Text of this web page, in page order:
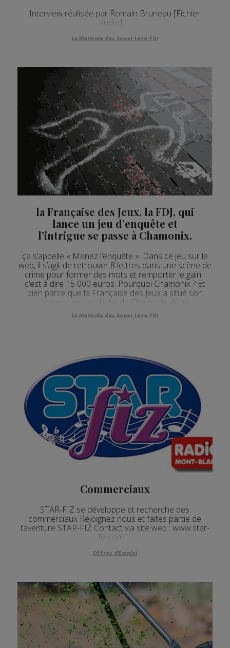
Interview réalisée par Romain Bruneau [Fichier
audio]
La Matinale des Super Lève-Tôt
la Française des Jeux, la FDJ, qui
lance un jeu d’enquête et
l’intrigue se passe à Chamonix.
ça s’appelle « Menez l’enquête ». Dans ce jeu sur le
web, il s’agit de retrouver 8 lettres dans une scène de
crime pour former des mots et remporter le gain :
c’est à dire 15 000 euros. Pourquoi Chamonix ? Et
bien parce que la Française des Jeux a situé son
action dans un chalet de Chamonix. Alors
évidemment, c’est virtuel, c’est surtout du marketing.
Mais après Las Végas, là c’est l’ambia...
La Matinale des Super Lève-Tôt
Commerciaux
STAR-FIZ se développe et recherche des
commerciaux Rejoignez nous et faites partie de
l’aventure STAR-FIZ Contact via site web : www.star-
fiz.com
Offres d'Emploi